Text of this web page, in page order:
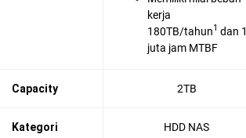
kerja
180TB/tahun1 dan 1
juta jam MTBF
Capacity 2TB
Kategori HDD NAS